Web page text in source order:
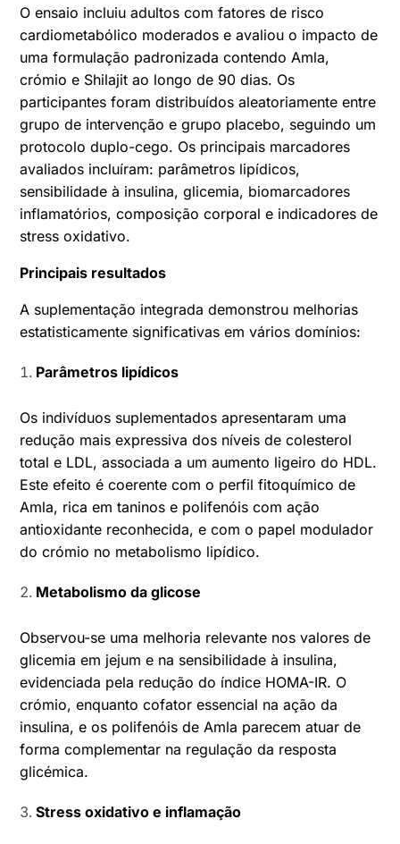
O ensaio incluiu adultos com fatores de risco
cardiometabólico moderados e avaliou o impacto de
uma formulação padronizada contendo Amla,
crómio e Shilajit ao longo de 90 dias. Os
participantes foram distribuídos aleatoriamente entre
grupo de intervenção e grupo placebo, seguindo um
protocolo duplo-cego. Os principais marcadores
avaliados incluíram: parâmetros lipídicos,
sensibilidade à insulina, glicemia, biomarcadores
inflamatórios, composição corporal e indicadores de
stress oxidativo.
Principais resultados
A suplementação integrada demonstrou melhorias
estatisticamente significativas em vários domínios:
Parâmetros lipídicos
Os indivíduos suplementados apresentaram uma
redução mais expressiva dos níveis de colesterol
total e LDL, associada a um aumento ligeiro do HDL.
Este efeito é coerente com o perfil fitoquímico de
Amla, rica em taninos e polifenóis com ação
antioxidante reconhecida, e com o papel modulador
do crómio no metabolismo lipídico.
Metabolismo da glicose
Observou-se uma melhoria relevante nos valores de
glicemia em jejum e na sensibilidade à insulina,
evidenciada pela redução do índice HOMA-IR. O
crómio, enquanto cofator essencial na ação da
insulina, e os polifenóis de Amla parecem atuar de
forma complementar na regulação da resposta
glicémica.
Stress oxidativo e inflamação